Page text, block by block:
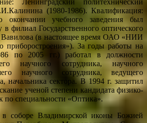
Ленинградский политехнический
(1980-1986). Квалификация:
окончании учебного заведения был
в филиал Государственного оптического
(в настоящее время ОАО «НИИ
приборостроения»). За годы работы на
по 2005 гг.) работал в должности
научного сотрудника, научного
научного сотрудника, ведущего
начальника сектора. В 1994 г. защитил
ученой степени кандидата физико-
по специальности «Оптика».
в соборе Владимирской иконы Божией